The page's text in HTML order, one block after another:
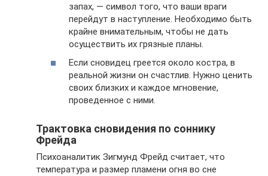
запах, — символ того, что ваши враги
перейдут в наступление. Необходимо быть
крайне внимательным, чтобы не дать
осуществить их грязные планы.
Если сновидец греется около костра, в
реальной жизни он счастлив. Нужно ценить
своих близких и каждое мгновение,
проведенное с ними.
Трактовка сновидения по соннику
Фрейда
Психоаналитик Зигмунд Фрейд считает, что
температура и размер пламени огня во сне